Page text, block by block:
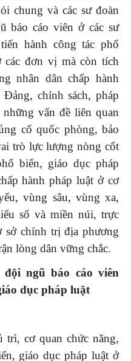
chung và các sư đoàn
báo cáo viên ở các sư
hành công tác phổ
các đơn vị mà còn tích
nhân dân chấp hành
chính sách, pháp
vấn đề liên quan
cố quốc phòng, bảo
trò lực lượng nòng cốt
biến, giáo dục pháp
hành pháp luật ở cơ
vùng sâu, vùng xa,
số và miền núi, trực
sở chính trị địa phương
lòng dân vững chắc.
ngũ báo cáo viên
dục pháp luật
trì, cơ quan chức năng,
giáo dục pháp luật ở